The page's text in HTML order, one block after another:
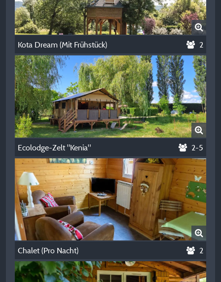
Kota Dream (Mit Frühstück) 2
Ecolodge-Zelt "Kenia" 2-5
Chalet (Pro Nacht) 2